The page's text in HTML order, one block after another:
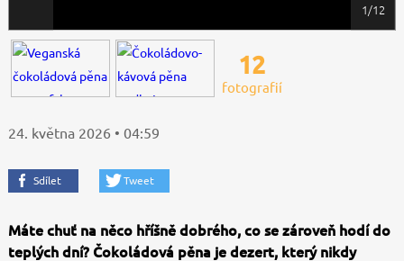
1/12
12
fotografií
24. května 2026 • 04:59
Sdílet Tweet
Máte chuť na něco hříšně dobrého, co se zároveň hodí do
teplých dní? Čokoládová pěna je dezert, který nikdy